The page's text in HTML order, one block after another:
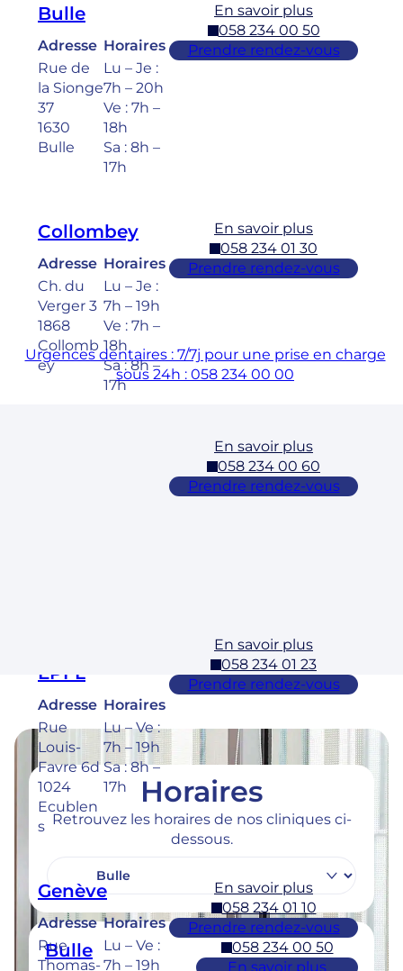
Bulle
Adresse
Rue de
la Sionge
37
1630
Bulle
Horaires
Lu – Je :
7h – 20h
Ve : 7h –
18h
Sa : 8h –
17h
En savoir plus
058 234 00 50
Prendre rendez-vous
Collombey
Adresse
Ch. du
Verger 3
1868
Collomb
ey
Horaires
Lu – Je :
7h – 19h
Ve : 7h –
18h
Sa : 8h –
17h
En savoir plus
058 234 01 30
Prendre rendez-vous
En savoir plus
058 234 00 60
Prendre rendez-vous
EPFL
Adresse
Rue
Louis-
Favre 6d
1024
Ecublen
s
Horaires
Lu – Ve :
7h – 19h
Sa : 8h –
17h
En savoir plus
058 234 01 23
Prendre rendez-vous
Genève
Adresse
Rue
Thomas-
Horaires
Lu – Ve :
7h – 19h
En savoir plus
058 234 01 10
Prendre rendez-vous
Urgences dentaires : 7/7j pour une prise en charge
sous 24h : 058 234 00 00
Horaires
Retrouvez les horaires de nos cliniques ci-
dessous.
Bulle
058 234 00 50
En savoir plus